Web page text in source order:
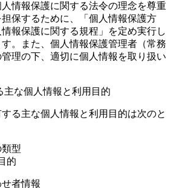
情報保護に関する法令の理念を尊重
担保するために、「個人情報保護方
報保護に関する規程」を定め実行し
。また、個人情報保護管理者（常務
理の下、適切に個人情報を取り扱い
主な個人情報と利用目的
る主な個人情報と利用目的は次のと
型
的
者情報